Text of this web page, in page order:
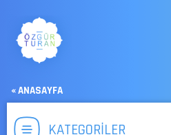
« ANASAYFA
KATEGORİLER